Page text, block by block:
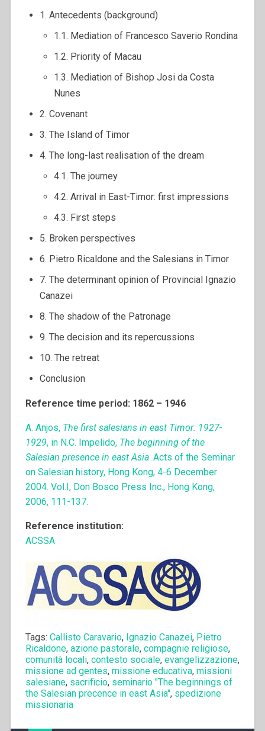
1. Antecedents (background)
1.1. Mediation of Francesco Saverio Rondina
1.2. Priority of Macau
1.3. Mediation of Bishop Josi da Costa
Nunes
2. Covenant
3. The Island of Timor
4. The long-last realisation of the dream
4.1. The journey
4.2. Arrival in East-Timor: first impressions
4.3. First steps
5. Broken perspectives
6. Pietro Ricaldone and the Salesians in Timor
7. The determinant opinion of Provincial Ignazio
Canazei
8. The shadow of the Patronage
9. The decision and its repercussions
10. The retreat
Conclusion
Reference time period: 1862 – 1946
A. Anjos, The first salesians in east Timor: 1927-
1929, in N.C. Impelido, The beginning of the
Salesian presence in east Asia. Acts of the Seminar
on Salesian history, Hong Kong, 4-6 December
2004. Vol.I, Don Bosco Press Inc., Hong Kong,
2006, 111-137.
Reference institution:
ACSSA
Tags: Callisto Caravario, Ignazio Canazei, Pietro
Ricaldone, azione pastorale, compagnie religiose,
comunità locali, contesto sociale, evangelizzazione,
missione ad gentes, missione educativa, missioni
salesiane, sacrificio, seminario "The beginnings of
the Salesian precence in east Asia", spedizione
missionaria